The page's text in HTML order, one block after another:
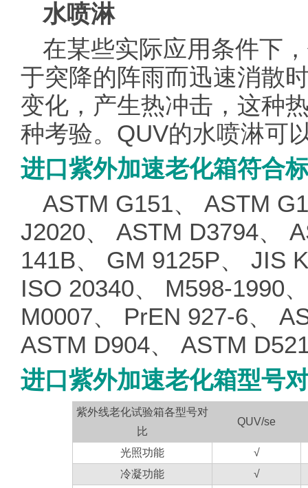
水喷淋
在某些实际应用条件下
于突降的阵雨而迅速消散
变化，产生热冲击，这种
种考验。QUV的水喷淋可
进口紫外加速老化箱符合
ASTM G151、 ASTM
J2020、 ASTM D3794、
141B、 GM 9125P、 JIS
ISO 20340、 M598-1990
M0007、 PrEN 927-6、
ASTM D904、 ASTM
进口紫外加速老化箱型号
紫外线老化试验箱各型号对
比
QUV/se
光照功能
√
冷凝功能
√